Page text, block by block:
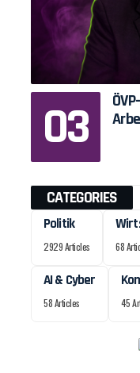
CATEGORIES
Politik
2929 Articles 68
AI & Cyber
58 Articles 45